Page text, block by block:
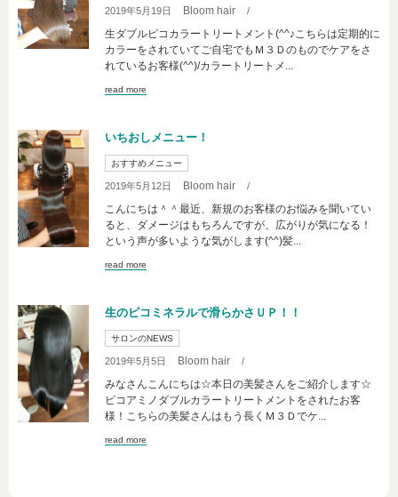
2019年5月19日 Bloom hair /
生ダブルピコカラートリートメント(^^♪こちらは定期的に
カラーをされていてご自宅でもＭ３Ｄのものでケアをさ
れているお客様(^^)/カラートリートメ...
read more
いちおしメニュー！
おすすめメニュー
2019年5月12日 Bloom hair /
こんにちは＾＾最近、新規のお客様のお悩みを聞いてい
ると、ダメージはもちろんですが、広がりが気になる！
という声が多いような気がします(^^)髪...
read more
生のピコミネラルで滑らかさＵＰ！！
サロンのNEWS
2019年5月5日 Bloom hair /
みなさんこんにちは☆本日の美髪さんをご紹介します☆
ピコアミノダブルカラートリートメントをされたお客
様！こちらの美髪さんはもう長くＭ３Ｄでケ...
read more